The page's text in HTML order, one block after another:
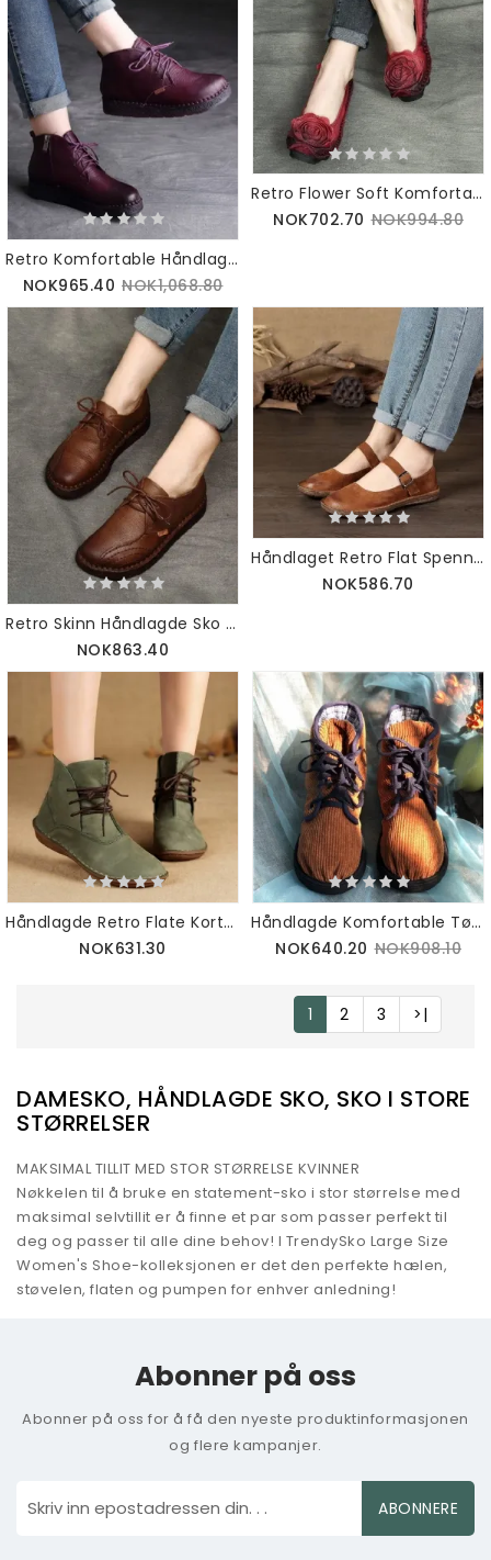
Retro Komfortable Håndlagde Støvler | Gavesko | 35-42
NOK965.40 NOK1,068.80
Retro Flower Soft Komfortable Leiligheter | Gavesko | 35-43
NOK702.70 NOK994.80
Retro Skinn Håndlagde Sko Myk Bunn 35-43 | Gave Sko
NOK863.40
Håndlaget Retro Flat Spenne | Gavesko | 35-42
NOK586.70
Håndlagde Retro Flate Korte Støvler | Gavesko | 35-42
NOK631.30
Håndlagde Komfortable Tøysko |34-43
NOK640.20 NOK908.10
1 2 3 >|
DAMESKO, HÅNDLAGDE SKO, SKO I STORE
STØRRELSER
MAKSIMAL TILLIT MED STOR STØRRELSE KVINNER
Nøkkelen til å bruke en statement-sko i stor størrelse med
maksimal selvtillit er å finne et par som passer perfekt til
deg og passer til alle dine behov! I TrendySko Large Size
Women's Shoe-kolleksjonen er det den perfekte hælen,
støvelen, flaten og pumpen for enhver anledning!
Abonner på oss
Abonner på oss for å få den nyeste produktinformasjonen
og flere kampanjer.
ABONNERE